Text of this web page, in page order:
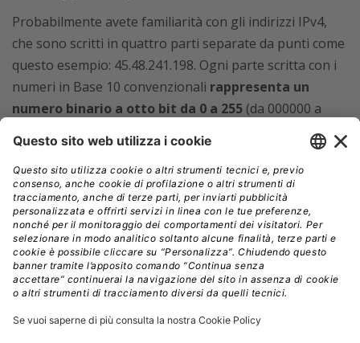
Probabilmente avete familiarità con gli indirizzi IPv4,
che sono scritti in quattro parti separate da punti come
questo esempio: 45.48.241.198. Ogni parte scritta con i
numeri in Base 10 convenzionali rappresenta un
numero binario a otto bit da 0 a 255 (da 000000 a
Un indirizzo IPv6 si presenta invece così:
2620:cc:8000:1c82:544c:cc2e:f2fa:5a9b. Invece di quattro
numeri,ce ne sono otto e sono separati da due
punti anziché da uno.Ci sono anche delle lettere
perché gli indirizzi IPv6 sono scritti in notazione
esadecimale (Base 16), il che significa che sono
necessari 16 simboli diversi per rappresentare in modo
univoco i numeri Base 10 1-16. Quelli usati sono i